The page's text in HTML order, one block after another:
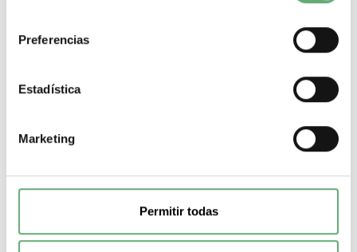
Preferencias
Estadística
Marketing
Permitir todas
- +